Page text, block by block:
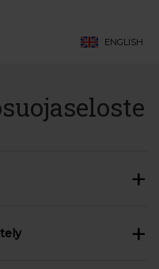
ENGLISH
+
+